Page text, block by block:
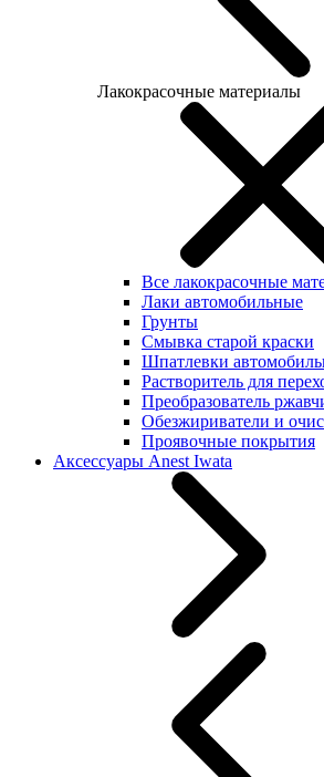
Лакокрасочные материалы
Все лакокрасочные
Лаки автомобильные
Грунты
Смывка старой краски
Шпатлевки
Растворитель для
Преобразователь
Обезжириватели и
Проявочные покрытия
Аксессуары Anest Iwata